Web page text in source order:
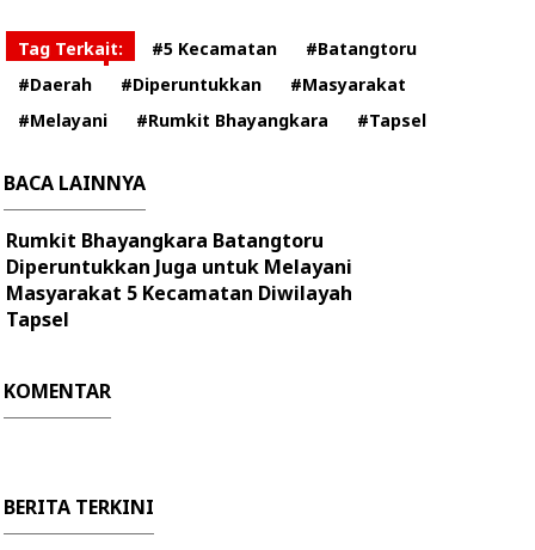
Tag Terkait: #5 Kecamatan
#Batangtoru
#Daerah
#Diperuntukkan
#Masyarakat
#Melayani
#Rumkit Bhayangkara #Tapsel
BACA LAINNYA
Rumkit Bhayangkara Batangtoru
Diperuntukkan Juga untuk Melayani
Masyarakat 5 Kecamatan Diwilayah
Tapsel
KOMENTAR
BERITA TERKINI